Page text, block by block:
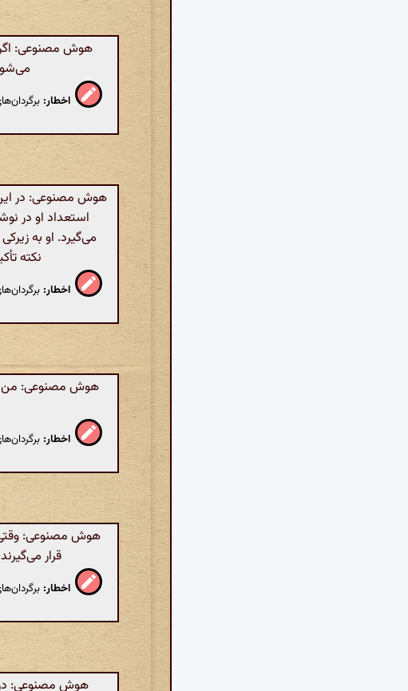
هوش مصنوعی:
اخطار:
هوش مصنوعی: در این
استعداد او در
می‌گیرد. او به
نکته
اخطار:
هوش مصنوعی: من
اخطار:
هوش مصنوعی: وقتی
قرار
اخطار:
هوش مصنوعی: